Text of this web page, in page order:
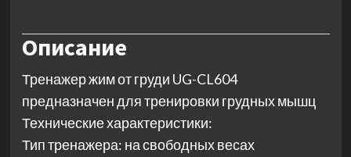
Описание
Тренажер жим от груди UG-CL604
предназначен для тренировки грудных мышц
Технические характеристики:
Тип тренажера: на свободных весах